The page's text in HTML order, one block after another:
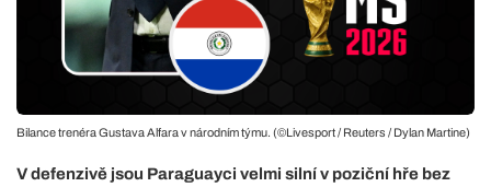
Bilance trenéra Gustava Alfara v národním týmu. (©Livesport / Reuters / Dylan Martine)
V defenzivě jsou Paraguayci velmi silní v poziční hře bez